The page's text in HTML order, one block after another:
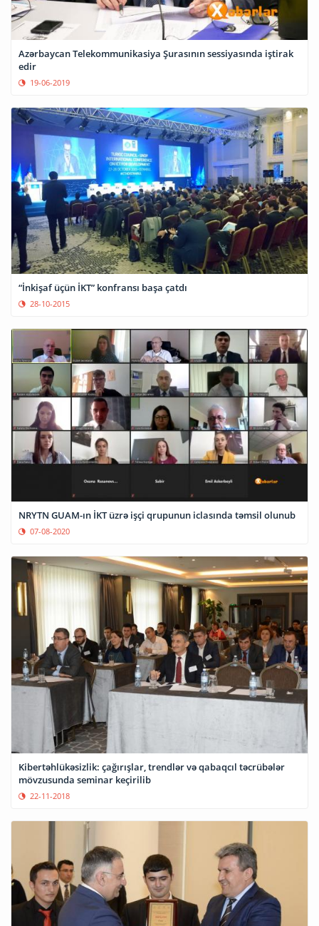
Azərbaycan Telekommunikasiya Şurasının sessiyasında iştirak
edir
19-06-2019
“İnkişaf üçün İKT” konfransı başa çatdı
28-10-2015
NRYTN GUAM-ın İKT üzrə işçi qrupunun iclasında təmsil olunub
07-08-2020
Kibertəhlükəsizlik: çağırışlar, trendlər və qabaqcıl təcrübələr
mövzusunda seminar keçirilib
22-11-2018